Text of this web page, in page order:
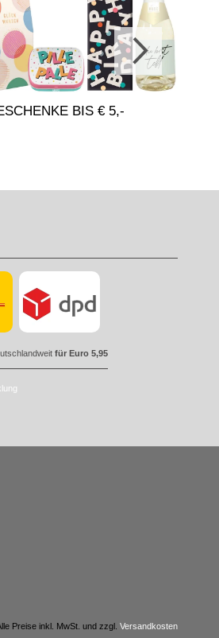
BIS € 5,-
für Euro 5,95
Preise inkl. MwSt. und zzgl. Versandkosten